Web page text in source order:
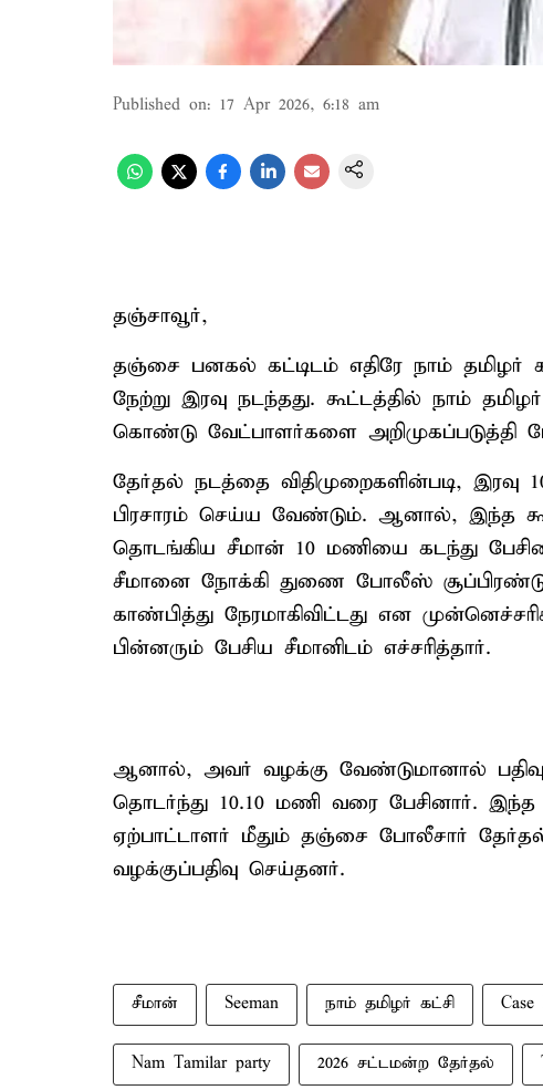
Published on: 17 Apr 2026, 6:18 am
தஞ்சாவூர்,
தஞ்சை பனகல் கட்டிடம் எதிரே நாம் தமிழர்
நேற்று இரவு நடந்தது. கூட்டத்தில் நாம்
கொண்டு வேட்பாளர்களை அறிமுகப்படுத்தி
தேர்தல் நடத்தை விதிமுறைகளின்படி, இரவு
பிரசாரம் செய்ய வேண்டும். ஆனால், இந்த
தொடங்கிய சீமான் 10 மணியை கடந்து
சீமானை நோக்கி துணை போலீஸ்
காண்பித்து நேரமாகிவிட்டது என
பின்னரும் பேசிய சீமானிடம் எச்சரித்தார்.
ஆனால், அவர் வழக்கு வேண்டுமானால்
தொடர்ந்து 10.10 மணி வரை பேசினார். இந்த
ஏற்பாட்டாளர் மீதும் தஞ்சை போலீசார்
வழக்குப்பதிவு செய்தனர்.
சீமான் Seeman நாம் தமிழர் கட்சி Case
Nam Tamilar party 2026 சட்டமன்ற தேர்தல்